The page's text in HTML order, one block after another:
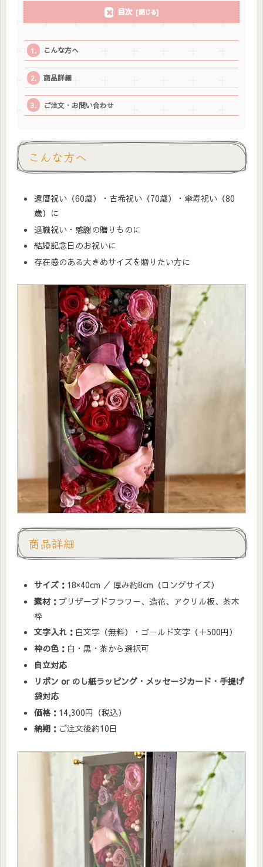
目次
こんな方へ
商品詳細
ご注文・お問い合わせ
こんな方へ
還暦祝い（60歳）・古希祝い（70歳）・傘寿祝い（80
歳）に
退職祝い・感謝の贈りものに
結婚記念日のお祝いに
存在感のある大きめサイズを贈りたい方に
商品詳細
サイズ： 18×40cm ／ 厚み約8cm（ロングサイズ）
素材： プリザーブドフラワー、造花、アクリル板、茶木
枠
文字入れ： 白文字（無料）・ゴールド文字（＋500円）
枠の色： 白・黒・茶から選択可
自立対応
リボン or のし紙ラッピング・メッセージカード・手提げ
袋対応
価格： 14,300円（税込）
納期： ご注文後約10日